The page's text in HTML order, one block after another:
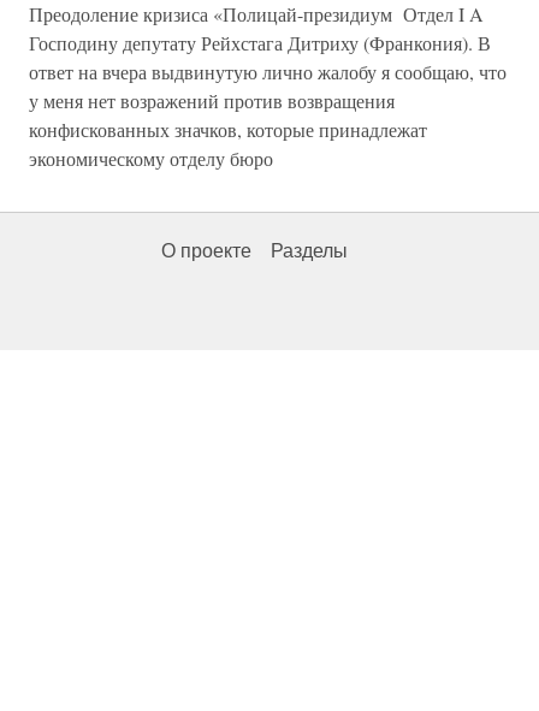
Преодоление кризиса «Полицай-президиум Отдел I A
Господину депутату Рейхстага Дитриху (Франкония). В
ответ на вчера выдвинутую лично жалобу я сообщаю, что
у меня нет возражений против возвращения
конфискованных значков, которые принадлежат
экономическому отделу бюро
О проекте Разделы